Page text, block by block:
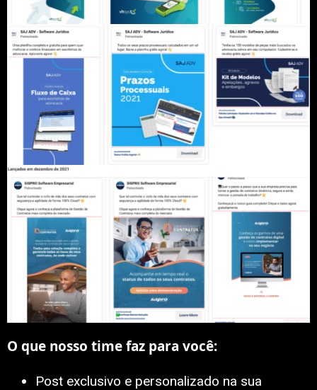
O que nosso time faz para você:
Post exclusivo e personalizado na sua